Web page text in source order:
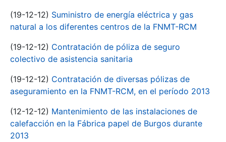
(19-12-12) Suministro de energía eléctrica y gas
natural a los diferentes centros de la FNMT-RCM
(19-12-12) Contratación de póliza de seguro
colectivo de asistencia sanitaria
(19-12-12) Contratación de diversas pólizas de
aseguramiento en la FNMT-RCM, en el período 2013
(12-12-12) Mantenimiento de las instalaciones de
calefacción en la Fábrica papel de Burgos durante
2013